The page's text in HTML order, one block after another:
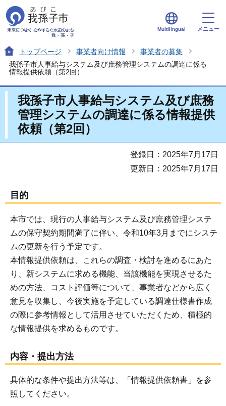
Multilingual メニュー
トップページ 事業者向け情報
事業者の募集
我孫子市人事給与システム及び庶務管理システムの調達に係る
情報提供依頼（第2回）
我孫子市人事給与システム及び庶務
管理システムの調達に係る情報提供
依頼（第2回）
登録日：2025年7月17日
更新日：2025年7月17日
目的
本市では、現行の人事給与システム及び庶務管理システ
ムの保守契約期間満了に伴い、令和10年3月までにシステ
ムの更新を行う予定です。
本情報提供依頼は、これらの調査・検討を進めるにあた
り、新システムに求める機能、当該機能を実現させるた
めの方法、コスト評価等について、事業者などから広く
意見を収集し、今後実施を予定している調達仕様書作成
の際に参考情報として活用させていただくため、積極的
な情報提供を求めるものです。
内容・提出方法
具体的な条件や提出方法等は、「情報提供依頼書」を参
照してください。